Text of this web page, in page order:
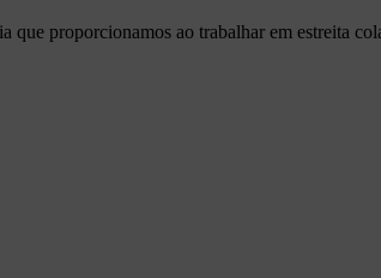
proporcionamos ao trabalhar em estreita